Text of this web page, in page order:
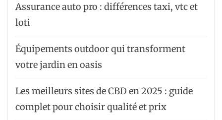
Assurance auto pro : différences taxi, vtc et
loti
Équipements outdoor qui transforment
votre jardin en oasis
Les meilleurs sites de CBD en 2025 : guide
complet pour choisir qualité et prix